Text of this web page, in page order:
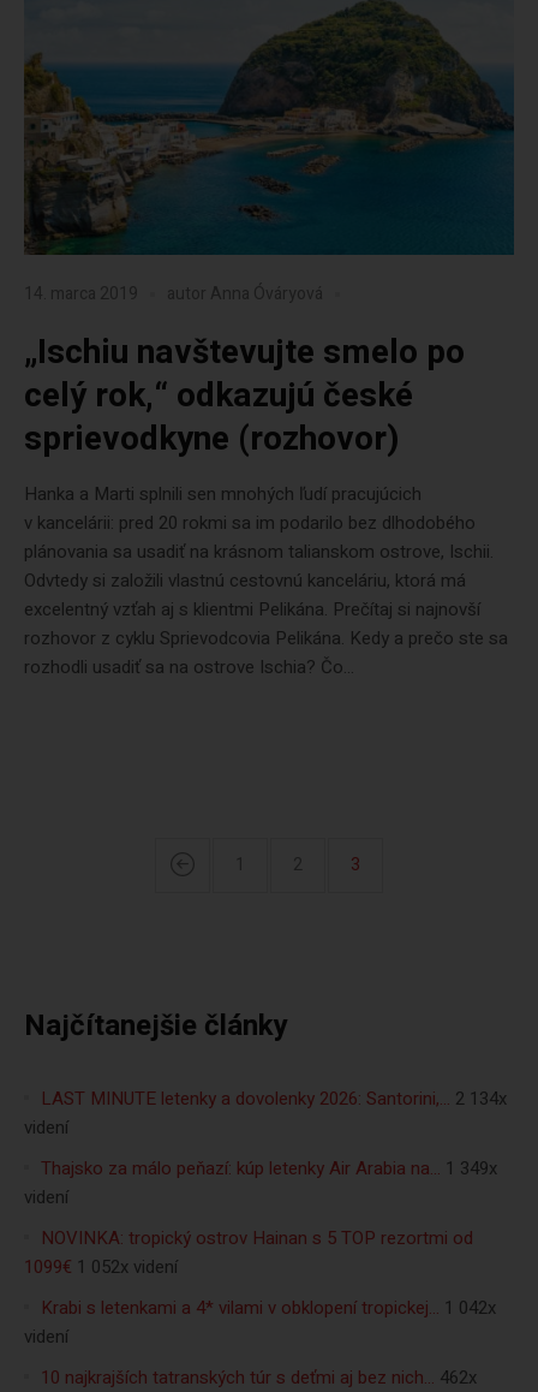
14. marca 2019 autor Anna Óváryová
„Ischiu navštevujte smelo po
celý rok,“ odkazujú české
sprievodkyne (rozhovor)
Hanka a Marti splnili sen mnohých ľudí pracujúcich
v kancelárii: pred 20 rokmi sa im podarilo bez dlhodobého
plánovania sa usadiť na krásnom talianskom ostrove, Ischii.
Odvtedy si založili vlastnú cestovnú kanceláriu, ktorá má
excelentný vzťah aj s klientmi Pelikána. Prečítaj si najnovší
rozhovor z cyklu Sprievodcovia Pelikána. Kedy a prečo ste sa
rozhodli usadiť sa na ostrove Ischia? Čo...
1 2 3
Najčítanejšie články
LAST MINUTE letenky a dovolenky 2026: Santorini,… 2 134x
videní
Thajsko za málo peňazí: kúp letenky Air Arabia na… 1 349x
videní
NOVINKA: tropický ostrov Hainan s 5 TOP rezortmi od
1099€ 1 052x videní
Krabi s letenkami a 4* vilami v obklopení tropickej… 1 042x
videní
10 najkrajších tatranských túr s deťmi aj bez nich… 462x